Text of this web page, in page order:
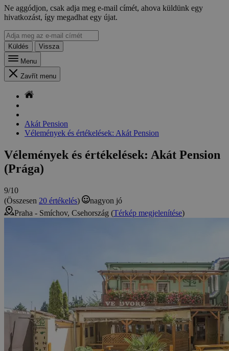
Ne aggódjon, csak adja meg e-mail címét, ahova küldünk egy
hivatkozást, így megadhat egy újat.
Küldés
Vissza
Menu
Zavřít menu
Akát Pension
Vélemények és értékelések: Akát Pension
Vélemények és értékelések: Akát Pension
(Prága)
9/10
(Összesen 20 értékelés)
nagyon jó
Praha - Smíchov, Csehország (Térkép megjelenítése)